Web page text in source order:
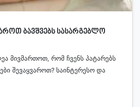
ბავშვებს სასარგებლო
მივმართოთ, რომ ჩვენს პატარებს
შევაყვაროთ? საინტერესო და